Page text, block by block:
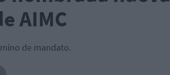
AIMC
de mandato.